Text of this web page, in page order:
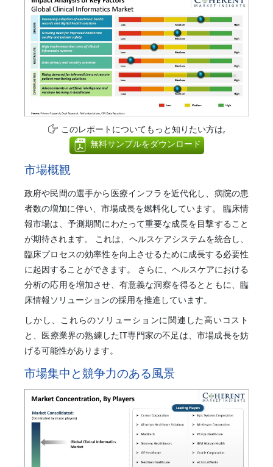
このレポートについてもっと知りたい方は,
無料サンプルをダウンロード
市場概観
政府や民間の選手から医療インフラを近代化し、病院の患
者数の増加に伴い、市場成長を燃料化しています。 臨床情
報市場は、予測期間にわたって重要な成長を目撃すること
が期待されます。 これは、ヘルスケアシステムを統合し、
臨床プロセスの効率性を向上させるために成長する必要性
に起因することができます。 さらに、ヘルスケアにおける
分析の応用を増加させ、有意義な洞察を得るとともに、臨
床情報ソリューションの採用を推進しています。
しかし、これらのソリューションに関連した高いコスト
と、医療業界の熟練したIT専門家の不足は、市場成長を妨
げる可能性があります。
市場集中と競争力のある風景